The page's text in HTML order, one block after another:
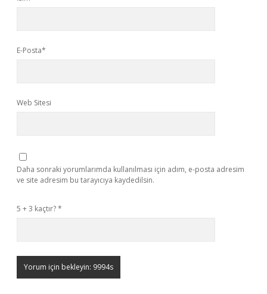
E-Posta*
Web Sitesi
Daha sonraki yorumlarımda kullanılması için adım, e-posta adresim
ve site adresim bu tarayıcıya kaydedilsin.
5 + 3 kaçtır?*